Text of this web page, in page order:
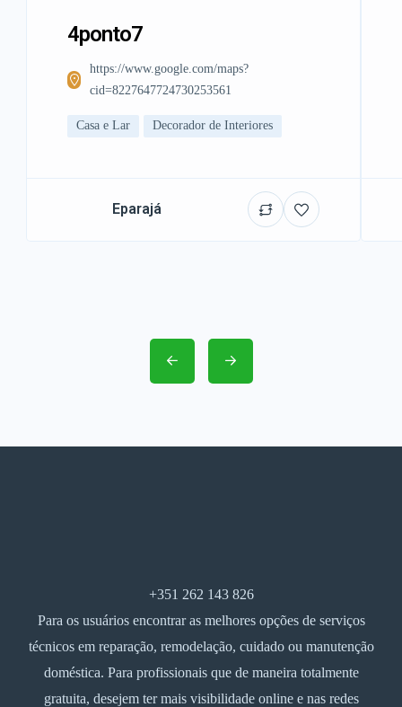
4ponto7
https://www.google.com/maps?
cid=8227647724730253561
Casa e Lar Decorador de Interiores
Eparajá
+351 262 143 826
Para os usuários encontrar as melhores opções de serviços
técnicos em reparação, remodelação, cuidado ou manutenção
doméstica. Para profissionais que de maneira totalmente
gratuita, desejem ter mais visibilidade online e nas redes